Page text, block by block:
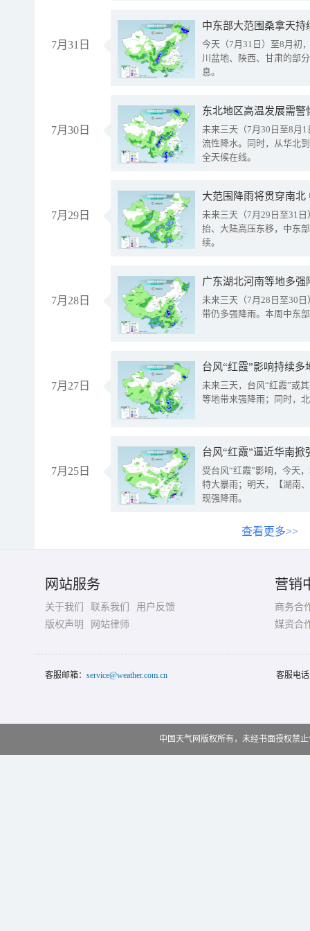
7月31日
中东部大范围桑拿天
今天（7月31日）至8月初
川盆地、陕西、甘肃的部
息。
7月30日
东北地区高温发展需
未来三天（7月30日至8月
流性降水。同时，从华北
全天候在线。
7月29日
大范围降雨将贯穿南
未来三天（7月29日至31
抬、大陆高压东移，中东
续。
7月28日
广东湖北河南等地多
未来三天（7月28日至30
带仍多强降雨。本周中东
7月27日
台风“红霞”影响持续
未来三天，台风“红霞”或
等地带来强降雨；同时，
7月25日
台风“红霞”逼近华南
受台风“红霞”影响，今天
特大暴雨；明天，【湖南
现强降雨。
查看更多>>
网站服务
关于我们 联系我们
用户反馈
版权声明
网站律师
营销
商务合
媒资合
客服邮箱： service@weather.com.cn 客服电
中国天气网版权所有，未经书面授权